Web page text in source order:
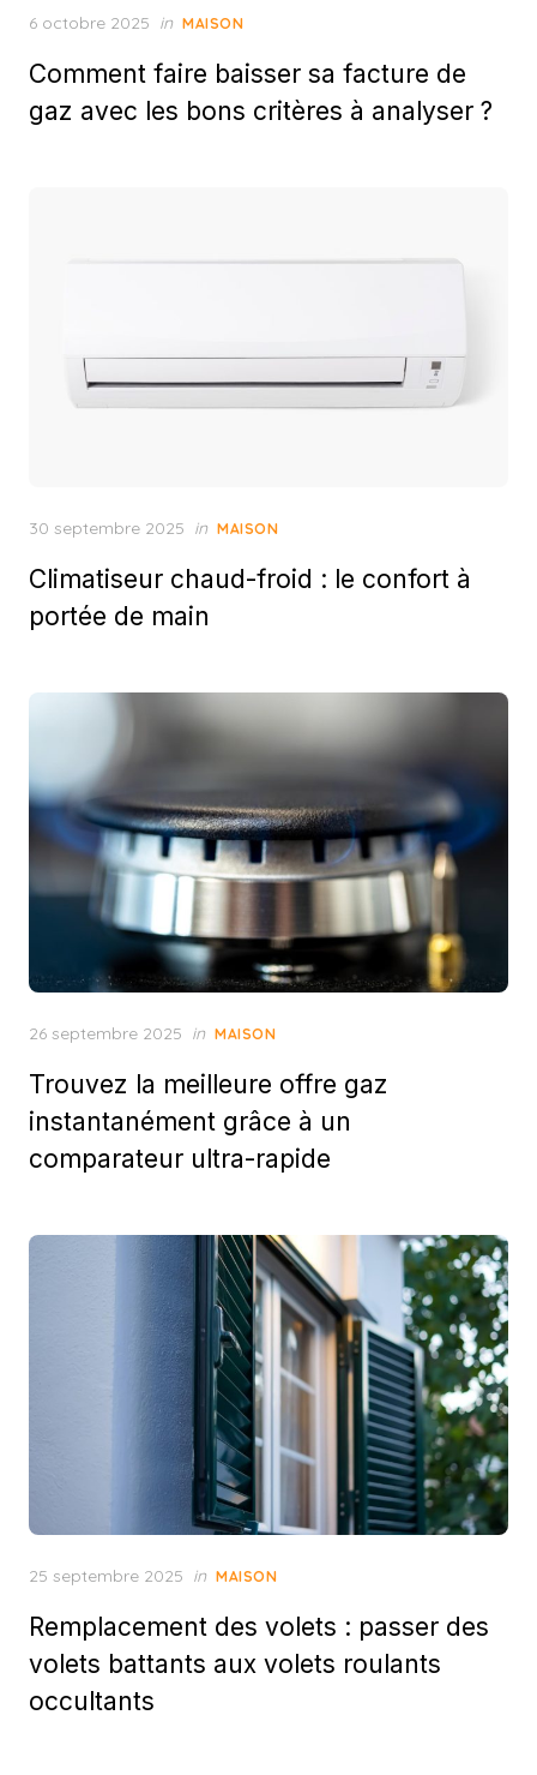
Posted
6 octobre 2025 in MAISON
Comment faire baisser sa facture de
gaz avec les bons critères à analyser ?
Posted
30 septembre 2025 in MAISON
Climatiseur chaud-froid : le confort à
portée de main
Posted
26 septembre 2025 in MAISON
Trouvez la meilleure offre gaz
instantanément grâce à un
comparateur ultra-rapide
Posted
25 septembre 2025 in MAISON
Remplacement des volets : passer des
volets battants aux volets roulants
occultants